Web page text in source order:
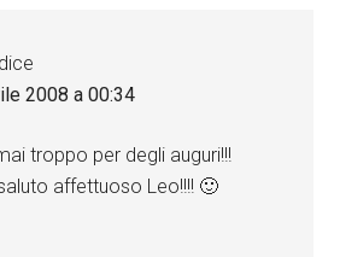
dice
2008 a 00:34
troppo per degli auguri!!!
affettuoso Leo!!!! 🙂